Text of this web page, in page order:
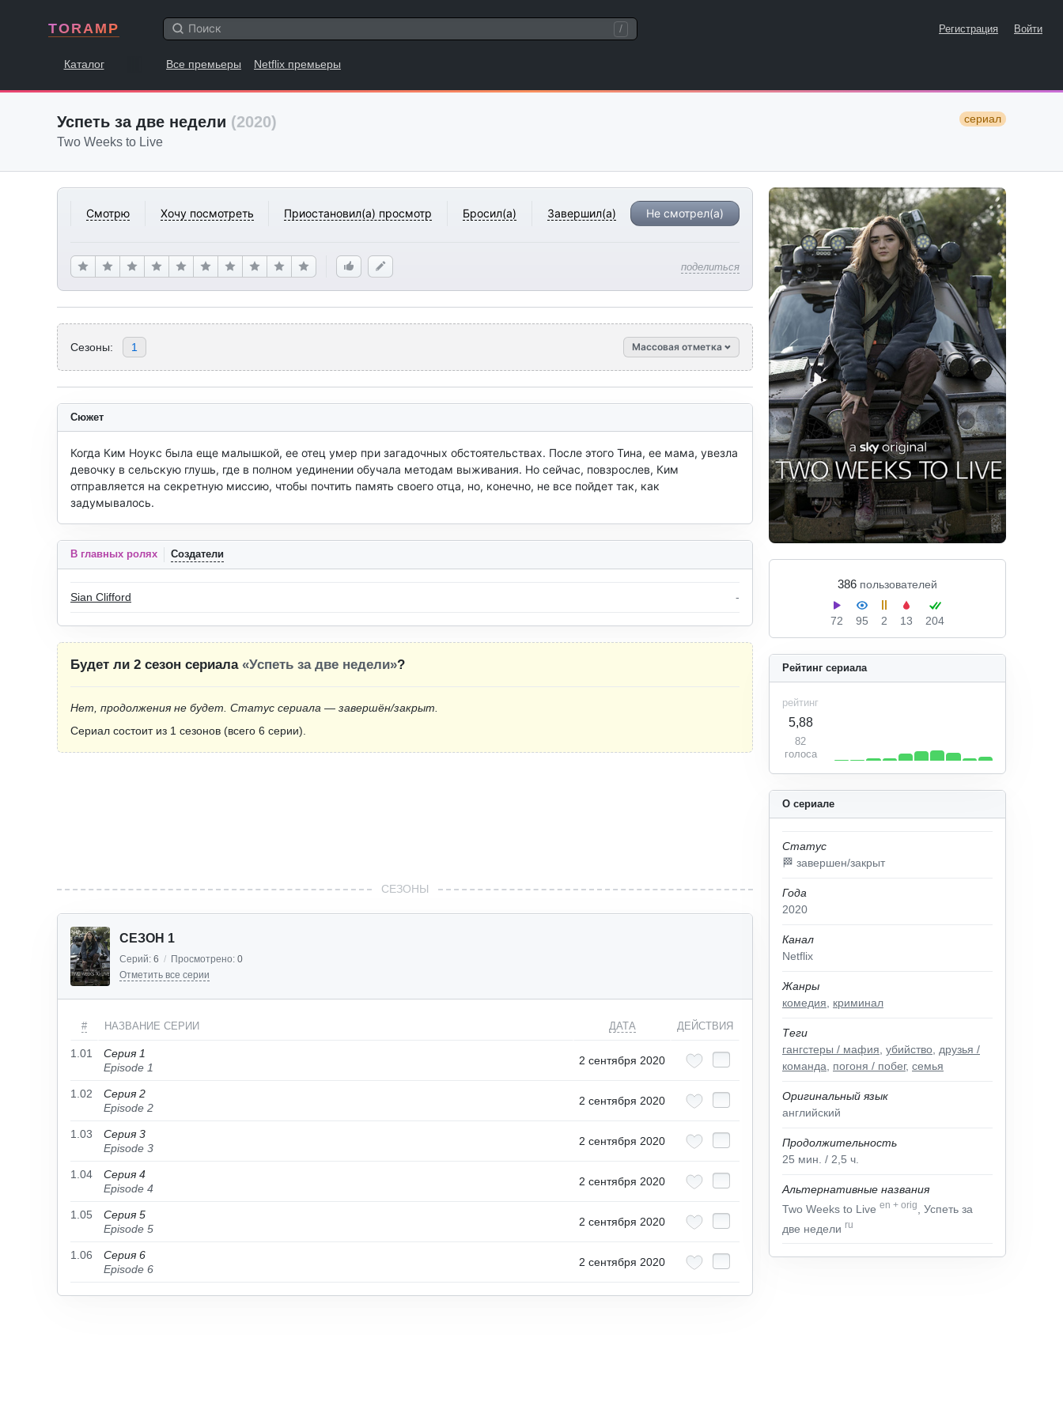
TORAMP / Регистрация Войти
Каталог Все премьеры Netflix премьеры
Успеть за две недели (2020) сериал
Two Weeks to Live
Смотрю Хочу посмотреть Приостановил(а) просмотр Бросил(а) Завершил(а) Не смотрел(а)
поделиться
386 пользователей
72 95 2 13 204
Сезоны: 1 Массовая отметка
О сериале
Статус
🏁 завершен/закрыт
Года
2020
Канал
Netflix
Жанры
комедия
криминал
Теги
гангстеры / мафия убийство друзья /
команда
погоня / побег, семья
Оригинальный язык
английский
Продолжительность
25 мин. / 2,5 ч.
Альтернативные названия
Two Weeks to Live en + orig
, Успеть за
две недели ru
Рейтинг сериала
рейтинг
5,88
82
голоса
Сюжет
Когда Ким Ноукс была еще малышкой, ее отец умер при загадочных обстоятельствах. После этого Тина, ее мама, увезла
девочку в сельскую глушь, где в полном уединении обучала методам выживания. Но сейчас, повзрослев, Ким
отправляется на секретную миссию, чтобы почтить память своего отца, но, конечно, не все пойдет так, как
задумывалось.
В главных ролях Создатели
Sian Clifford -
Будет ли 2 сезон сериала «Успеть за две недели»?
Нет, продолжения не будет. Статус сериала — завершён/закрыт.
Сериал состоит из 1 сезонов (всего 6 серии).
СЕЗОНЫ
СЕЗОН 1
Серий: 6 / Просмотрено: 0
Отметить все серии
# НАЗВАНИЕ СЕРИИ ДАТА ДЕЙСТВИЯ
1.01
Серия 1
Episode 1
2 сентября 2020
1.02
Серия 2
Episode 2
2 сентября 2020
1.03
Серия 3
Episode 3
2 сентября 2020
1.04
Серия 4
Episode 4
2 сентября 2020
1.05
Серия 5
Episode 5
2 сентября 2020
1.06
Серия 6
Episode 6
2 сентября 2020